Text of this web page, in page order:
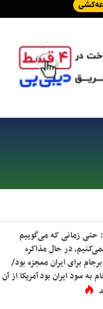
حتی زمانی که می‌گوییم
در حال مذاکره
برای ایران معجزه بود/
به سود ایران بود آمریکا از آن